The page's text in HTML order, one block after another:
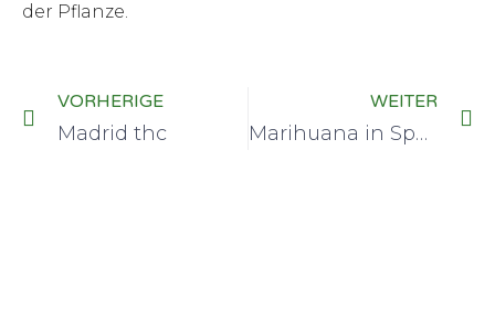
der Pflanze.
VORHERIGE
Madrid thc
WEITER
Marihuana in Spanien: Wie Sie sicher und legal konsumieren können